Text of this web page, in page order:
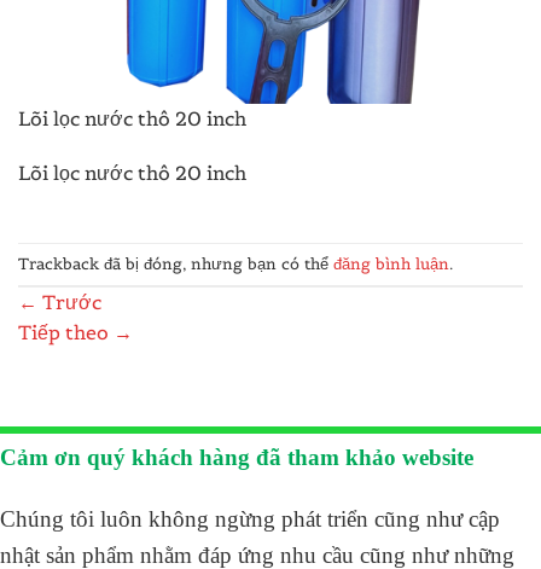
Lõi lọc nước thô 20 inch
Lõi lọc nước thô 20 inch
Trackback đã bị đóng, nhưng bạn có thể đăng bình luận.
← Trước
Tiếp theo →
Cảm ơn quý khách hàng đã tham khảo website
Chúng tôi luôn không ngừng phát triển cũng như cập
nhật sản phẩm nhằm đáp ứng nhu cầu cũng như những